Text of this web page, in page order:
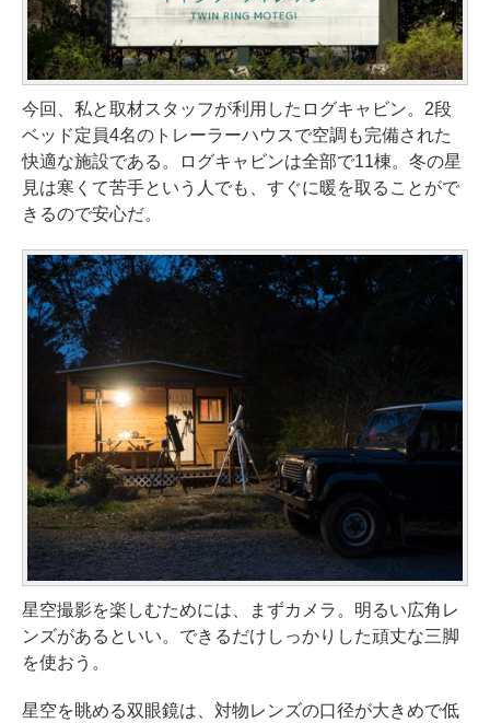
今回、私と取材スタッフが利用したログキャビン。2段
ベッド定員4名のトレーラーハウスで空調も完備された
快適な施設である。ログキャビンは全部で11棟。冬の星
見は寒くて苦手という人でも、すぐに暖を取ることがで
きるので安心だ。
星空撮影を楽しむためには、まずカメラ。明るい広角レ
ンズがあるといい。できるだけしっかりした頑丈な三脚
を使おう。
星空を眺める双眼鏡は、対物レンズの口径が大きめで低